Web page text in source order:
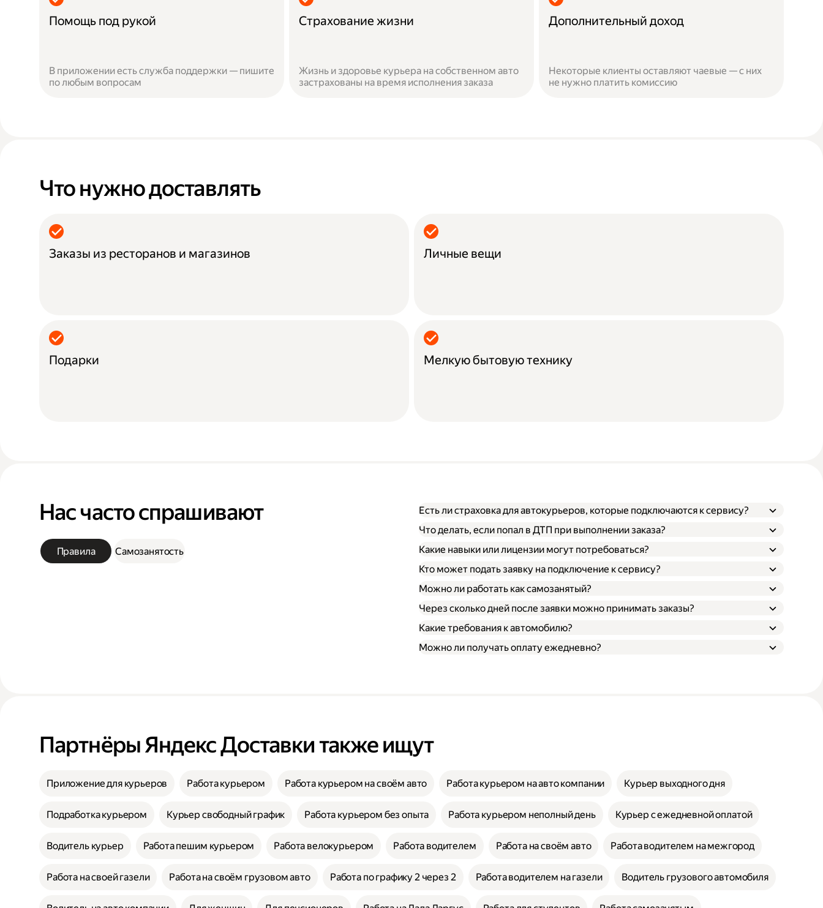
Помощь под рукой
В приложении есть служба поддержки — пишите
по любым вопросам
Страхование жизни
Жизнь и здоровье курьера на собственном авто
застрахованы на время исполнения заказа
Дополнительный доход
Некоторые клиенты оставляют чаевые — с них
не нужно платить комиссию
Что нужно доставлять
Заказы из ресторанов и магазинов Личные вещи
Подарки Мелкую бытовую технику
Нас часто спрашивают
Правила Самозанятость
Есть ли страховка для автокурьеров, которые подключаются к сервису?
Что делать, если попал в ДТП при выполнении заказа?
Какие навыки или лицензии могут потребоваться?
Кто может подать заявку на подключение к сервису?
Можно ли работать как самозанятый?
Через сколько дней после заявки можно принимать заказы?
Какие требования к автомобилю?
Можно ли получать оплату ежедневно?
Партнёры Яндекс Доставки также ищут
Приложение для курьеров Работа курьером Работа курьером на своём авто Работа курьером на авто компании Курьер выходного дня
Подработка курьером Курьер свободный график Работа курьером без опыта Работа курьером неполный день Курьер с ежедневной оплатой
Водитель курьер Работа пешим курьером Работа велокурьером Работа водителем Работа на своём авто Работа водителем на межгород
Работа на своей газели Работа на своём грузовом авто Работа по графику 2 через 2 Работа водителем на газели Водитель грузового автомобиля